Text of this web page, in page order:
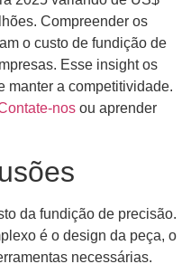
Compreender os
o custo de fundição de
Esse insight os
manter a competitividade.
nos ou aprender
da fundição de precisão.
é o design da peça, o
necessárias.